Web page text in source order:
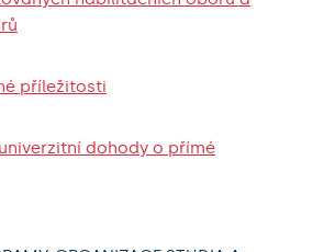
příležitosti
dohody o přímé